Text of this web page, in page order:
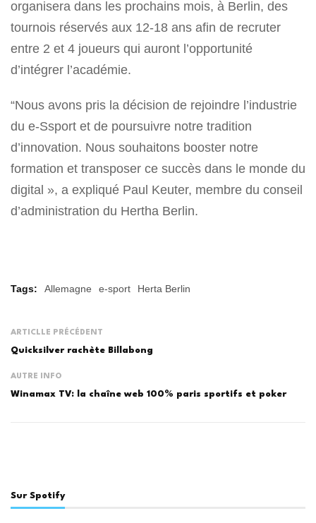
organisera dans les prochains mois, à Berlin, des
tournois réservés aux 12-18 ans afin de recruter
entre 2 et 4 joueurs qui auront l’opportunité
d’intégrer l’académie.
“Nous avons pris la décision de rejoindre l’industrie
du e-Ssport et de poursuivre notre tradition
d’innovation. Nous souhaitons booster notre
formation et transposer ce succès dans le monde du
digital », a expliqué Paul Keuter, membre du conseil
d’administration du Hertha Berlin.
Tags: Allemagne e-sport Herta Berlin
ARTICLLE PRÉCÉDENT
Quicksilver rachète Billabong
AUTRE INFO
Winamax TV: la chaîne web 100% paris sportifs et poker
Sur Spotify